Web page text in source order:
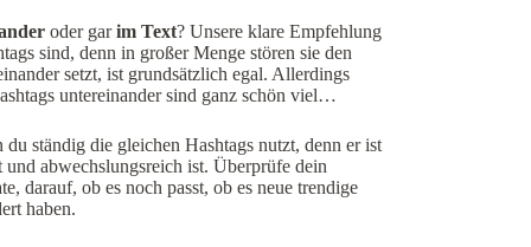
oder garim Text? Unsere klare Empfehlung
sind, denn in großer Menge stören sie den
setzt, ist grundsätzlich egal. Allerdings
untereinander sind ganz schön viel…
ständig die gleichen Hashtags nutzt, denn er ist
abwechslungsreich ist. Überprüfe dein
darauf, ob es noch passt, ob es neue trendige
haben.